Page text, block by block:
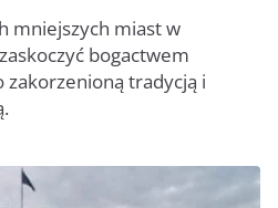
mniejszych miast w
bogactwem
zakorzenioną tradycją i